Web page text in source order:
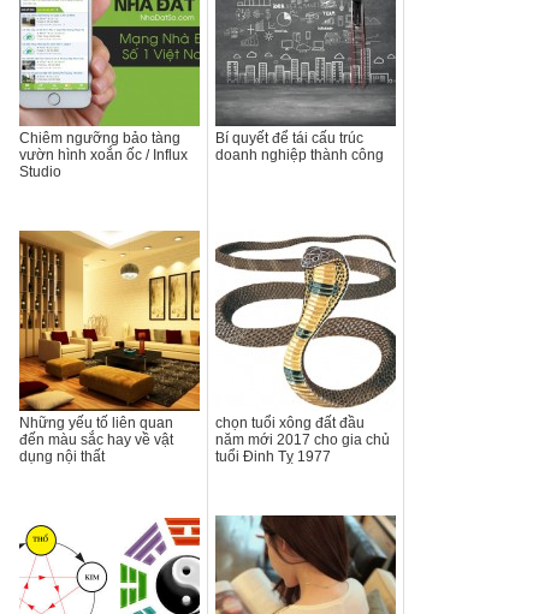
Chiêm ngưỡng bảo tàng
vườn hình xoắn ốc / Influx
Studio
Bí quyết để tái cấu trúc
doanh nghiệp thành công
Những yếu tố liên quan
đến màu sắc hay về vật
dụng nội thất
chọn tuổi xông đất đầu
năm mới 2017 cho gia chủ
tuổi Đinh Tỵ 1977